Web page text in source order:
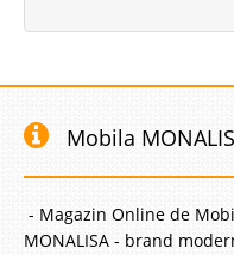
Mobila
- Magazin Online de
MONALISA - brand